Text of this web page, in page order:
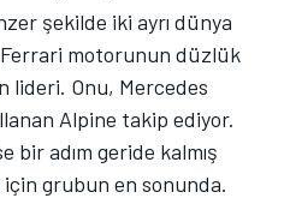
şekilde iki ayrı dünya
motorunun düzlük
lideri. Onu, Mercedes
Alpine takip ediyor.
bir adım geride kalmış
grubun en sonunda.